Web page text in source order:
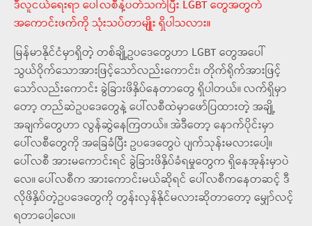
ဒီလူငယ်ရေးရာ ပေါ်လစီနဲ့ပတ်သက်ပြီး LGBT တွေအတွက်
အကောင်းဖက်ကို သုံးသပ်တာမျိုး ရှိပါသလား။
မြန်မာနိုင်ငံမှာရှိတဲ့ တစ်ချို့ဥပဒေတွေဟာ LGBT တွေအပေါ်
သွယ်ဝိုက်သောအားဖြင့်သော်လည်းကောင်း၊ တိုက်ရိုက်အားဖြင့်
သော်လည်းကောင်း ခွဲခြားဖိနှိပ်နေတာတွေ ရှိပါတယ်။ လက်ရှိမှာ
တော့ တည်ဆဲဥပဒေတွေနဲ့ ပေါ်လစီထဲမှာဖော်ပြထားတဲ့ အချို့
အချက်တွေဟာ လွန်ဆွဲနေကြတယ်။ အဲဒီတော့ နောက်ပိုင်းမှာ
ပေါ်လစီတွေကို အခြေခံပြီး ဥပဒေတွေပဲ ပျက်သုန်းမလားပေါ့။
ပေါ်လစီ အားမကောင်းရင် ခွဲခြားဖိနှိပ်ခံရမှုတွေက ရှိနေအုန်းမှာပဲ
လေ။ ပေါ်လစီက အားကောင်းမယ်ဆိုရင် ပေါ်လစီကနေတဆင့် ဒီ
လိုဖိနှိပ်တဲ့ဥပဒေတွေကို တွန်းလှန်နိုင်မလားဆိုတာတော့ မျှော်လင့်
ရတာပေါ့လေ။